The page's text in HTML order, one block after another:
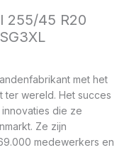
255/45 R20
met het
ter wereld. Het succes
die ze
Ze zijn
medewerkers en